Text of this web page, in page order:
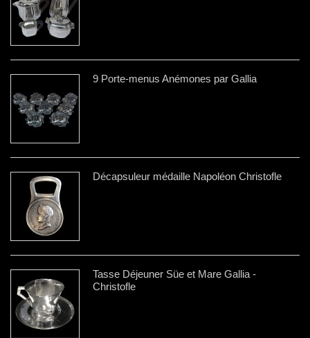
9 Porte-menus Anémones par Gallia
Décapsuleur médaille Napoléon Christofle
Tasse Déjeuner Süe et Mare Gallia -
Christofle